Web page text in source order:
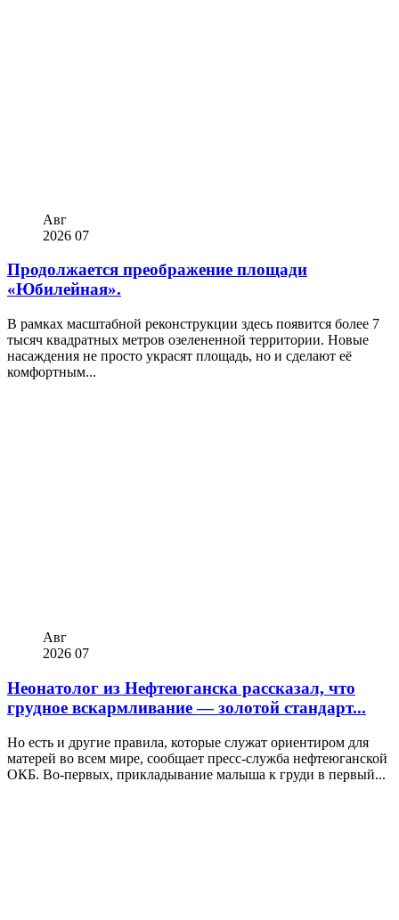
Авг
2026 07
Продолжается преображение площади
«Юбилейная».
В рамках масштабной реконструкции здесь появится более 7
тысяч квадратных метров озелененной территории. Новые
насаждения не просто украсят площадь, но и сделают её
комфортным...
Авг
2026 07
Неонатолог из Нефтеюганска рассказал, что
грудное вскармливание — золотой стандарт...
Но есть и другие правила, которые служат ориентиром для
матерей во всем мире, сообщает пресс-служба нефтеюганской
ОКБ. Во-первых, прикладывание малыша к груди в первый...